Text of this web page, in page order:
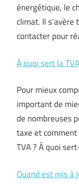
énergétique, le
climat. Il
contacter pour
À quoi sert la
Pour mieux
important de
de nombreuses
taxe et comment
TVA ? À quoi
Quand est mis à